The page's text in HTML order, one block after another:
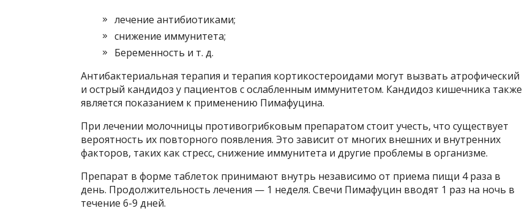
лечение антибиотиками;
снижение иммунитета;
Беременность и т. д.
Антибактериальная терапия и терапия кортикостероидами могут вызвать атрофический
и острый кандидоз у пациентов с ослабленным иммунитетом. Кандидоз кишечника также
является показанием к применению Пимафуцина.
При лечении молочницы противогрибковым препаратом стоит учесть, что существует
вероятность их повторного появления. Это зависит от многих внешних и внутренних
факторов, таких как стресс, снижение иммунитета и другие проблемы в организме.
Препарат в форме таблеток принимают внутрь независимо от приема пищи 4 раза в
день. Продолжительность лечения — 1 неделя. Свечи Пимафуцин вводят 1 раз на ночь в
течение 6-9 дней.